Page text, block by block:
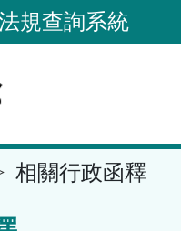
規查詢系統
相關行政函釋